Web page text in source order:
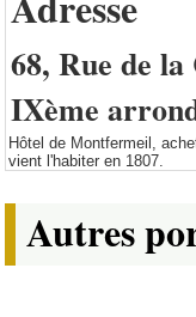
68, Rue de
IXème
Hôtel de Montfermeil,
vient l'habiter en 1807.
Autres